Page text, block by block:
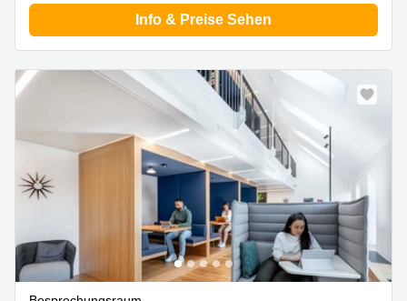
Info & Preise Sehen